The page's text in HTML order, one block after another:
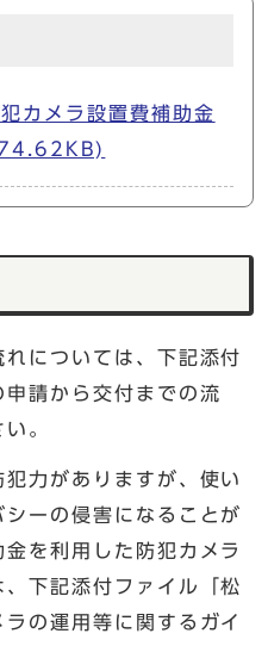
カメラ設置費補助金
については、下記添付
申請から交付までの流
。
力がありますが、使い
ーの侵害になることが
を利用した防犯カメラ
下記添付ファイル「松
の運用等に関するガイ